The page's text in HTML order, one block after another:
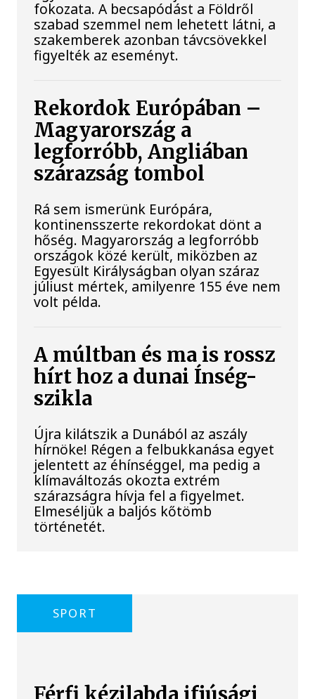
fokozata. A becsapódást a Földről
szabad szemmel nem lehetett látni, a
szakemberek azonban távcsövekkel
figyelték az eseményt.
Rekordok Európában –
Magyarország a
legforróbb, Angliában
szárazság tombol
Rá sem ismerünk Európára,
kontinensszerte rekordokat dönt a
hőség. Magyarország a legforróbb
országok közé került, miközben az
Egyesült Királyságban olyan száraz
júliust mértek, amilyenre 155 éve nem
volt példa.
A múltban és ma is rossz
hírt hoz a dunai Ínség-
szikla
Újra kilátszik a Dunából az aszály
hírnöke! Régen a felbukkanása egyet
jelentett az éhínséggel, ma pedig a
klímaváltozás okozta extrém
szárazságra hívja fel a figyelmet.
Elmeséljük a baljós kőtömb
történetét.
SPORT
Férfi kézilabda ifjúsági